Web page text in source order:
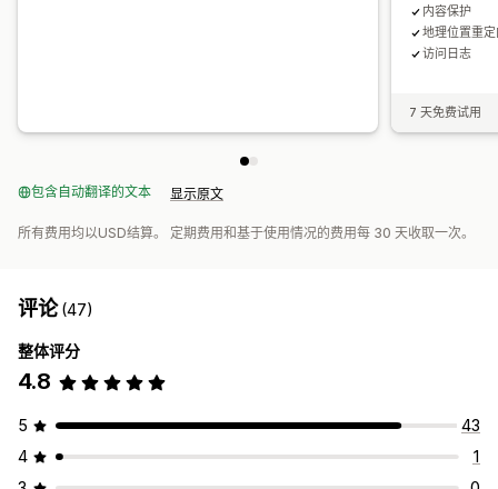
内容保护
地理位置重
访问日志
7 天免费试用
包含自动翻译的文本 显示原文
所有费用均以USD结算。 定期费用和基于使用情况的费用每 30 天收取一次。
评论(47)
整体评分
4.8
5
43
4
1